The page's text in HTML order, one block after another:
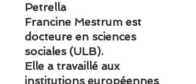
Petrella
Francine Mestrum est
docteure en sciences
sociales (ULB).
Elle a travaillé aux
institutions européennes